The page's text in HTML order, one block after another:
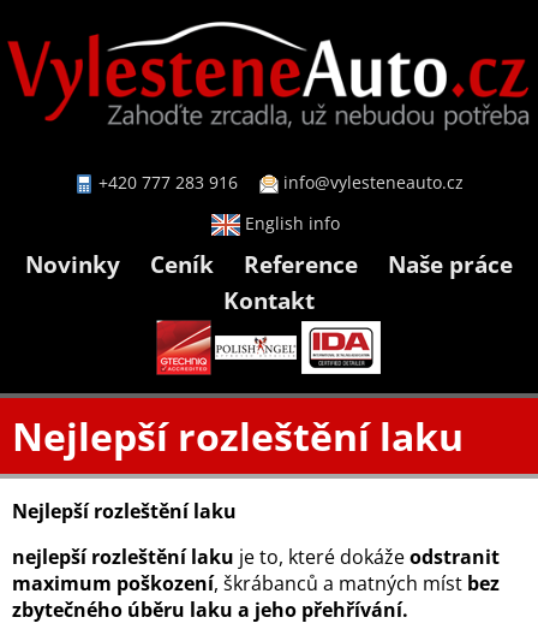
+420 777 283 916
info@vylesteneauto.cz
English info
Novinky Ceník Reference
Naše práce
Kontakt
Nejlepší rozleštění laku
Nejlepší rozleštění laku
nejlepší rozleštění laku je to, které dokážeodstranit
maximum poškození, škrábanců a matných míst bez
zbytečného úběru laku a jeho přehřívání.